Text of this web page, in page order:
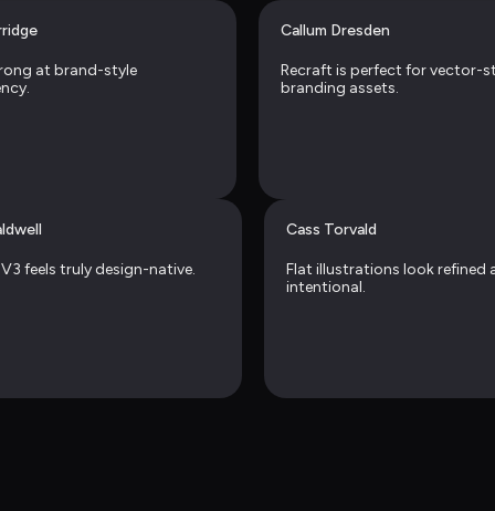
at brand-style
Callum Dresden
Recraft is perfect for vector-
branding assets.
feels truly design-native.
Cass Torvald
Flat illustrations look refined
intentional.